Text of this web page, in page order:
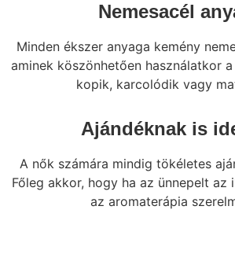
Nemesacél
Minden ékszer anyaga kemény
aminek köszönhetően használatkor
kopik, karcolódik vagy
Ajándéknak is
A nők számára mindig tökéletes
Főleg akkor, hogy ha az ünnepelt az
az aromaterápia